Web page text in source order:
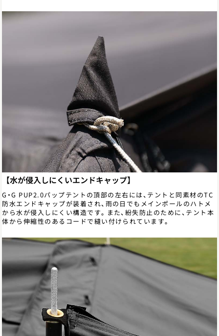
【水が侵入しにくいエンドキャップ】
G・G PUP2.0パップテントの頂部の左右には、テントと同素材のTC
防水エンドキャップが装着され、雨の日でもメインポールのハトメ
から水が侵入しにくい構造です。また、紛失防止のために、テント本
体から伸縮性のあるコードで縫い付けられています。